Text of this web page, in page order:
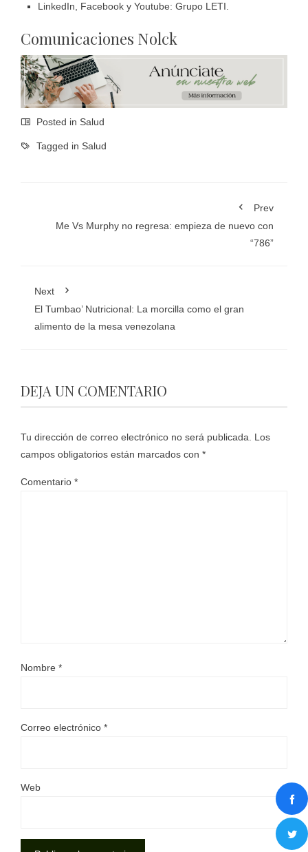
LinkedIn, Facebook y Youtube: Grupo LETI.
Comunicaciones Nolck
Posted in Salud
Tagged in Salud
Prev
Me Vs Murphy no regresa: empieza de nuevo con
“786”
Next
El Tumbao’ Nutricional: La morcilla como el gran
alimento de la mesa venezolana
DEJA UN COMENTARIO
Tu dirección de correo electrónico no será publicada. Los
campos obligatorios están marcados con *
Comentario *
Nombre *
Correo electrónico *
Web